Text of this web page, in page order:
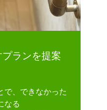
プランを提案
で、できなかった
なる